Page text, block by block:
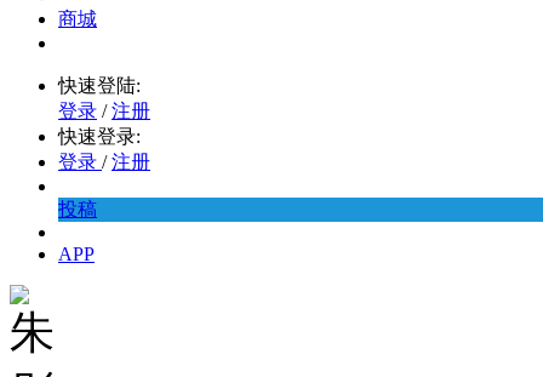
商城
快速登陆:
登录 / 注册
快速登录:
登录 / 注册
投稿
APP